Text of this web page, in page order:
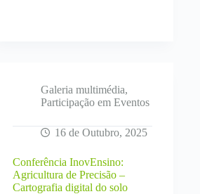
–
AGRIDIGITNOVA”
l’Università
della
Galeria multimédia,
Participação em Eventos
16 de Outubro, 2025
Conferência InovEnsino:
Agricultura de Precisão –
Cartografia digital do solo